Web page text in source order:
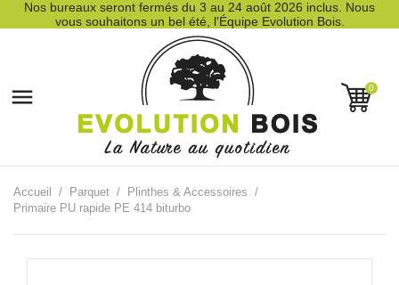
Nos bureaux seront fermés du 3 au 24 août 2026 inclus. Nous
vous souhaitons un bel été, l'Équipe Evolution Bois.
 0
Accueil Parquet
Plinthes & Accessoires
Primaire PU rapide PE 414 biturbo